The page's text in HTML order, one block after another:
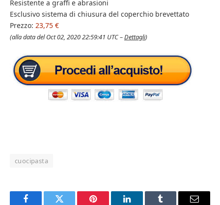
Resistente a graffi e abrasioni
Esclusivo sistema di chiusura del coperchio brevettato
Prezzo: 23,75 €
(alla data del Oct 02, 2020 22:59:41 UTC –Dettagli)
cuocipasta